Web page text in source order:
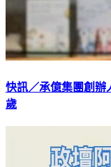
快訊／承億集團創
歲